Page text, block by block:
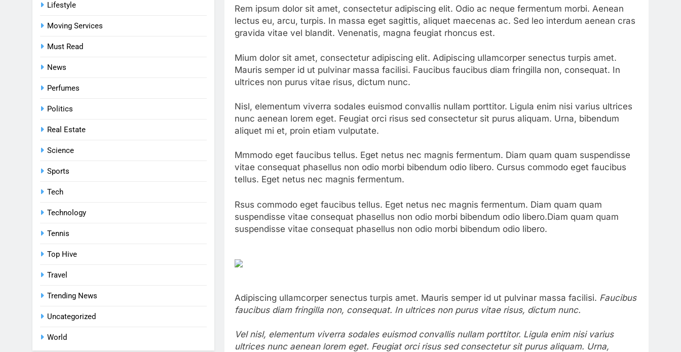
Lifestyle
Moving Services
Must Read
News
Perfumes
Politics
Real Estate
Science
Sports
Tech
Technology
Tennis
Top Hive
Travel
Trending News
Uncategorized
World
Rem ipsum dolor sit amet, consectetur adipiscing elit. Odio ac neque fermentum morbi. Aenean
lectus eu, arcu, turpis. In massa eget sagittis, aliquet maecenas ac. Sed leo interdum aenean cras
gravida vitae vel blandit. Venenatis, magna feugiat rhoncus est.
Mium dolor sit amet, consectetur adipiscing elit. Adipiscing ullamcorper senectus turpis amet.
Mauris semper id ut pulvinar massa facilisi. Faucibus faucibus diam fringilla non, consequat. In
ultrices non purus vitae risus, dictum nunc.
Nisl, elementum viverra sodales euismod convallis nullam porttitor. Ligula enim nisi varius ultrices
nunc aenean lorem eget. Feugiat orci risus sed consectetur sit purus aliquam. Urna, bibendum
aliquet mi et, proin etiam vulputate.
Mmmodo eget faucibus tellus. Eget netus nec magnis fermentum. Diam quam quam suspendisse
vitae consequat phasellus non odio morbi bibendum odio libero. Cursus commodo eget faucibus
tellus. Eget netus nec magnis fermentum.
Rsus commodo eget faucibus tellus. Eget netus nec magnis fermentum. Diam quam quam
suspendisse vitae consequat phasellus non odio morbi bibendum odio libero.Diam quam quam
suspendisse vitae consequat phasellus non odio morbi bibendum odio libero.
Adipiscing ullamcorper senectus turpis amet. Mauris semper id ut pulvinar massa facilisi. Faucibus
faucibus diam fringilla non, consequat. In ultrices non purus vitae risus, dictum nunc.
Vel nisl, elementum viverra sodales euismod convallis nullam porttitor. Ligula enim nisi varius
ultrices nunc aenean lorem eget. Feugiat orci risus sed consectetur sit purus aliquam. Urna,